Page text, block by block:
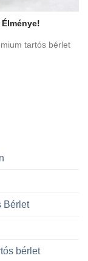
tartós bérlet
Bérlet
bérlet